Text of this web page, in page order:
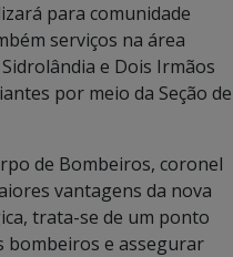
para comunidade
serviços na área
e Dois Irmãos
por meio da Seção de
de Bombeiros, coronel
vantagens da nova
trata-se de um ponto
bombeiros e assegurar